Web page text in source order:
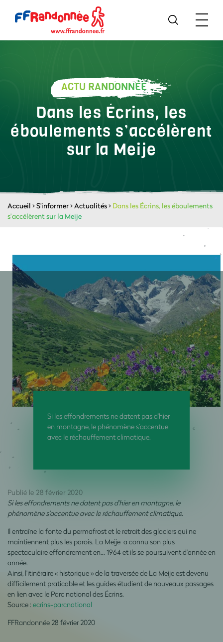
ACTU RANDONNÉE
Dans les Écrins, les
éboulements s’accélèrent
sur la Meije
Accueil >S'informer>Actualités> Dans les Écrins, les éboulements
s’accélèrent sur la Meije
Si les effondrements ne datent pas d’hier
en montagne, le phénomène s’accentue
avec le réchauffement climatique.
Publié le 28 février 2020
Si les effondrements ne datent pas d’hier en montagne, le
phénomène s’accentue avec le réchauffement climatique.
Il entraîne la fonte du permafrost et le retrait des glaciers qui ne
maintiennent plus les parois. La Meije a connu son plus
spectaculaire effondrement en… 1964 et ils se poursuivent d’année en
année.
Ainsi, l’itinéraire « historique » de la traversée de La Meije est devenu
difficilement praticable et les guides étudient de nouveaux passages
en lien avec le Parc national des Écrins.
Source : ecrins-parcnational
FFRandonnée 28 février 2020